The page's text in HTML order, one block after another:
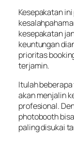
Kesepakatan
kesepakatan
keuntungan
prioritas
terjamin.
Itulah
akan menjalin
profesional.
photobooth
paling disukai